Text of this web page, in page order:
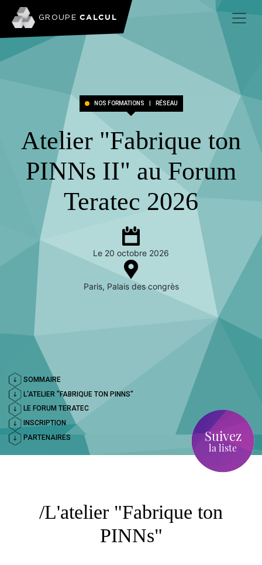
GROUPECALCUL
NOS FORMATIONS RÉSEAU
Atelier "Fabrique ton
PINNs II" au Forum
Teratec 2026
Le 20 octobre 2026
Paris, Palais des congrès
SOMMAIRE
L'ATELIER "FABRIQUE TON PINNS"
LE FORUM TERATEC
INSCRIPTION
PARTENAIRES
Suivez
la liste
L'atelier "Fabrique ton
PINNs"